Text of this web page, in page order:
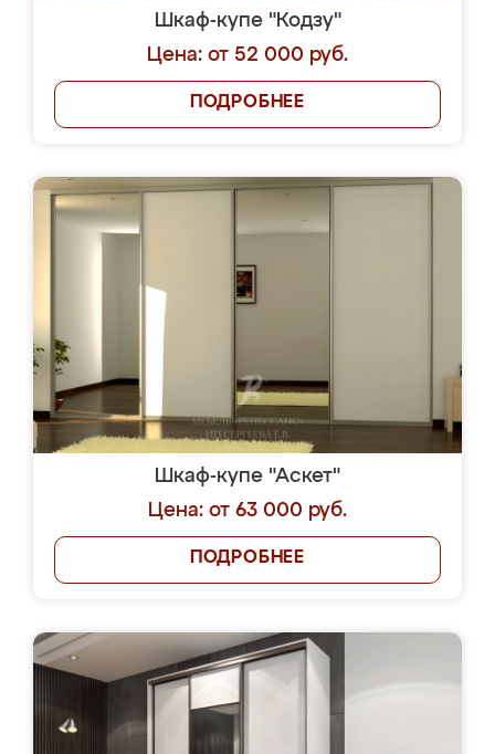
Шкаф-купе "Кодзу"
Цена: от 52 000 руб.
ПОДРОБНЕЕ
Шкаф-купе "Аскет"
Цена: от 63 000 руб.
ПОДРОБНЕЕ